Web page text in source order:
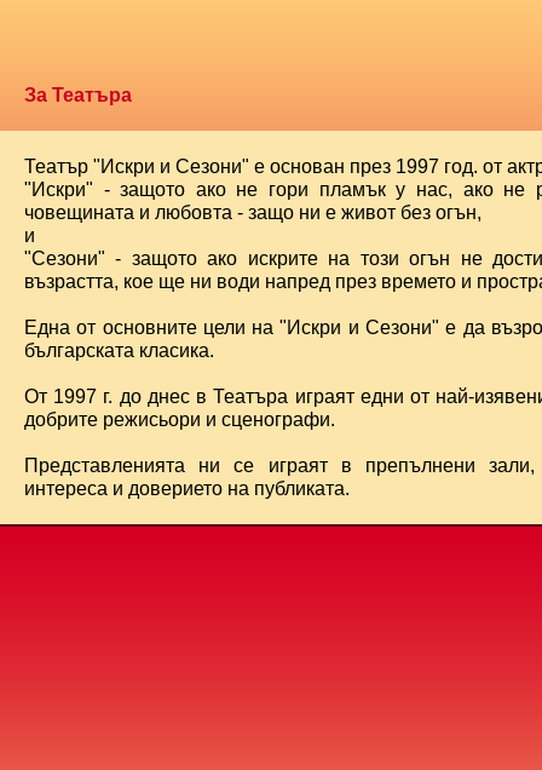
За Театъра
Театър "Искри и Сезони" е основан през 1997 год. от
"Искри" - защото ако не гори пламък у нас, ако не
човещината и любовта - защо ни е живот без огън,
и
"Сезони" - защото ако искрите на този огън не
възрастта, кое ще ни води напред през времето и
Една от основните цели на "Искри и Сезони" е да
българската класика.
От 1997 г. до днес в Театъра играят едни от най-
добрите режисьори и сценографи.
Представленията ни се играят в препълнени
интереса и доверието на публиката.